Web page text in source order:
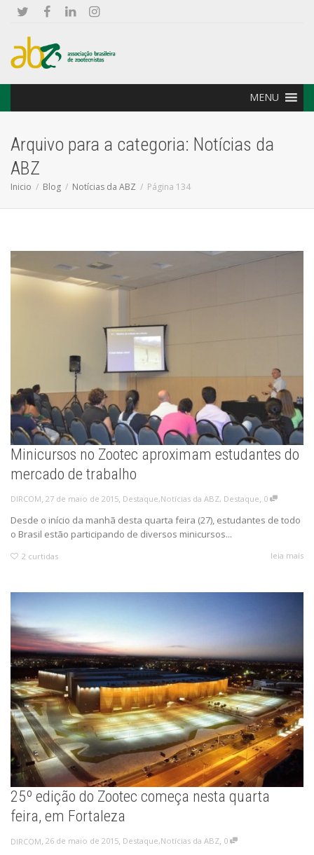
MENU
Arquivo para a categoria: Notícias da
ABZ
Inicio Blog Notícias da ABZ Página 134
Minicursos no Zootec aproximam estudantes do
mercado de trabalho
DIRCOM, 27 de maio de 2015, Destaque,Notícias da ABZ, Destaque, 0
Desde o início da manhã desta quarta feira (27), estudantes de todo
o Brasil estão participando de diversos minicursos...
2 curtidas leia mais
25º edição do Zootec começa nesta quarta
feira, em Fortaleza
DIRCOM, 26 de maio de 2015, Destaque,Notícias da ABZ, 0